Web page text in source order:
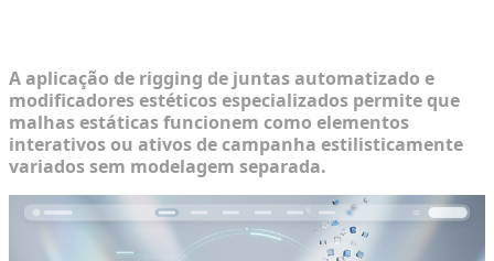
A aplicação de rigging de juntas automatizado e
modificadores estéticos especializados permite que
malhas estáticas funcionem como elementos
interativos ou ativos de campanha estilisticamente
variados sem modelagem separada.